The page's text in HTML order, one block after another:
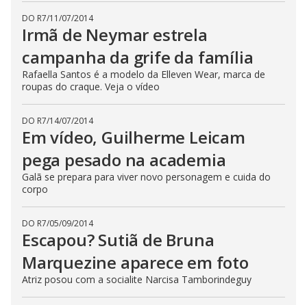
DO R7/11/07/2014
Irmã de Neymar estrela
campanha da grife da família
Rafaella Santos é a modelo da Elleven Wear, marca de
roupas do craque. Veja o vídeo
DO R7/14/07/2014
Em vídeo, Guilherme Leicam
pega pesado na academia
Galã se prepara para viver novo personagem e cuida do
corpo
DO R7/05/09/2014
Escapou? Sutiã de Bruna
Marquezine aparece em foto
Atriz posou com a socialite Narcisa Tamborindeguy